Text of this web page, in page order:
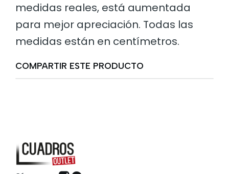
medidas reales, está aumentada
para mejor apreciación. Todas las
medidas están en centímetros.
COMPARTIR ESTE PRODUCTO